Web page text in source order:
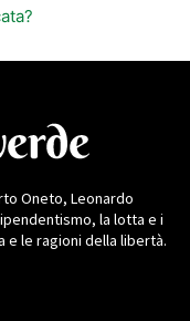
Oneto, Leonardo
la lotta e i
e le ragioni della libertà.